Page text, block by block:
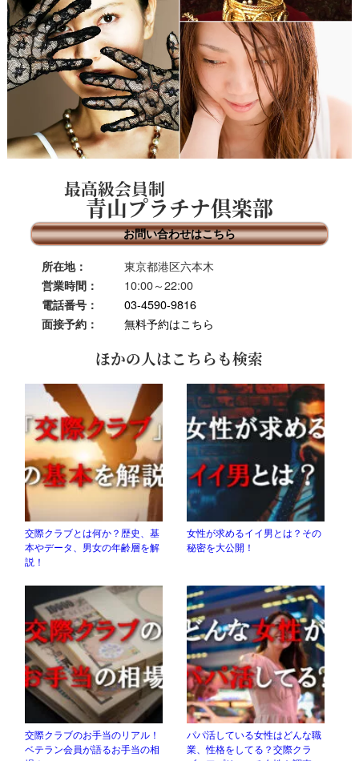
最高級会員制
青山プラチナ倶楽部
お問い合わせはこちら
所在地： 東京都港区六本木
営業時間： 10:00～22:00
電話番号： 03-4590-9816
面接予約： 無料予約はこちら
ほかの人はこちらも検索
交際クラブとは何か？歴史、基
本やデータ、男女の年齢層を解
説！
女性が求めるイイ男とは？その
秘密を大公開！
交際クラブのお手当のリアル！
ベテラン会員が語るお手当の相
パパ活している女性はどんな職
業、性格をしてる？交際クラ